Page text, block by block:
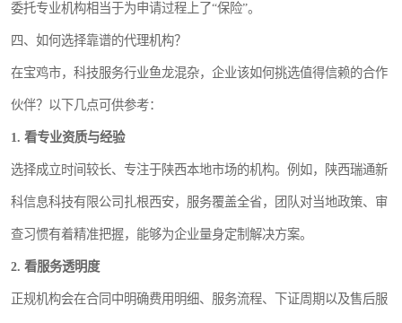
委托专业机构相当于为申请过程上了“保险”。
四、如何选择靠谱的代理机构？
在宝鸡市，科技服务行业鱼龙混杂，企业该如何挑选值得信赖的合作
伙伴？以下几点可供参考：
1. 看专业资质与经验
选择成立时间较长、专注于陕西本地市场的机构。例如，陕西瑞通新
科信息科技有限公司扎根西安，服务覆盖全省，团队对当地政策、审
查习惯有着精准把握，能够为企业量身定制解决方案。
2. 看服务透明度
正规机构会在合同中明确费用明细、服务流程、下证周期以及售后服